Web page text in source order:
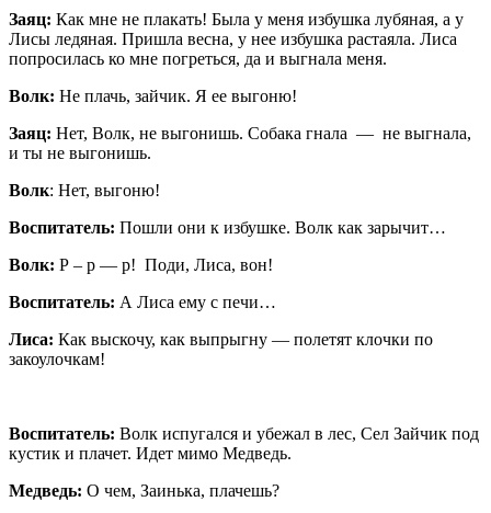
Заяц: Как мне не плакать! Была у меня избушка лубяная, а у
Лисы ледяная. Пришла весна, у нее избушка растаяла. Лиса
попросилась ко мне погреться, да и выгнала меня.
Волк: Не плачь, зайчик. Я ее выгоню!
Заяц: Нет, Волк, не выгонишь. Собака гнала — не выгнала,
и ты не выгонишь.
Волк: Нет, выгоню!
Воспитатель: Пошли они к избушке. Волк как зарычит…
Волк: Р – р — р! Поди, Лиса, вон!
Воспитатель: А Лиса ему с печи…
Лиса: Как выскочу, как выпрыгну — полетят клочки по
закоулочкам!
Воспитатель: Волк испугался и убежал в лес, Сел Зайчик под
кустик и плачет. Идет мимо Медведь.
Медведь: О чем, Заинька, плачешь?